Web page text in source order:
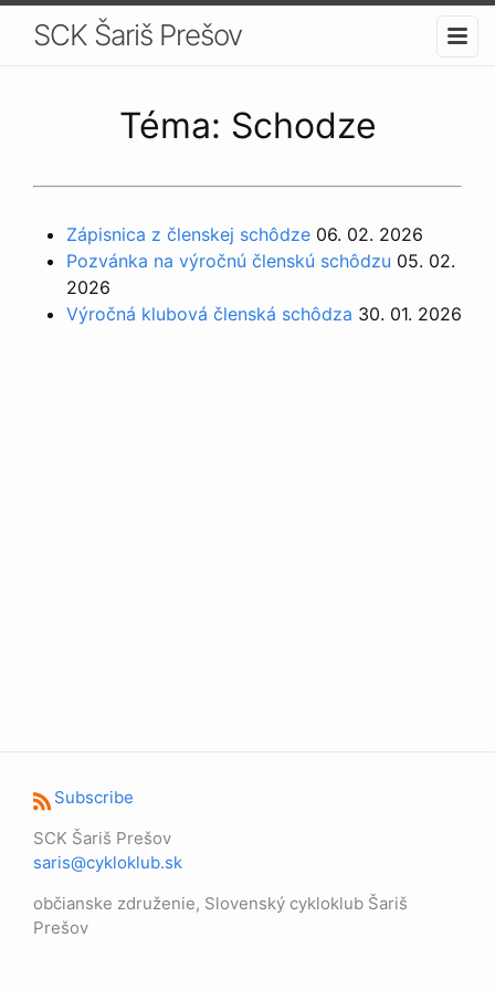
SCK Šariš Prešov
Téma: Schodze
Zápisnica z členskej schôdze 06. 02. 2026
Pozvánka na výročnú členskú schôdzu 05. 02.
2026
Výročná klubová členská schôdza 30. 01. 2026
Subscribe
SCK Šariš Prešov
saris@cykloklub.sk
občianske združenie, Slovenský cykloklub Šariš
Prešov